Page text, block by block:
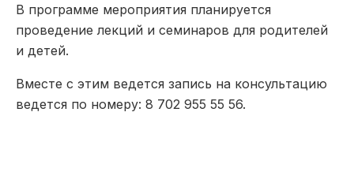
В программе мероприятия планируется
проведение лекций и семинаров для родителей
и детей.
Вместе с этим ведется запись на консультацию
ведется по номеру: 8 702 955 55 56.